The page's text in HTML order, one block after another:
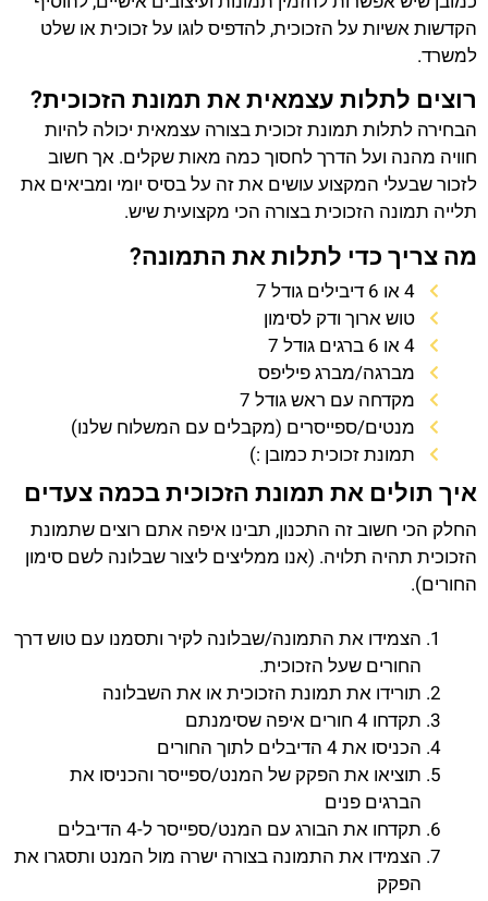
הקדשות אשיות על הזכוכית, להדפיס לוגו על זכוכית או שלט
למשרד.
רוצים לתלות עצמאית את תמונת הזכוכית?
הבחירה לתלות תמונת זכוכית בצורה עצמאית יכולה להיות
חוויה מהנה ועל הדרך לחסוך כמה מאות שקלים. אך חשוב
לזכור שבעלי המקצוע עושים את זה על בסיס יומי ומביאים את
תלייה תמונה הזכוכית בצורה הכי מקצועית שיש.
מה צריך כדי לתלות את התמונה?
4 או 6 דיבילים גודל 7
טוש ארוך ודק לסימון
4 או 6 ברגים גודל 7
מברגה/מברג פיליפס
מקדחה עם ראש גודל 7
מנטים/ספייסרים (מקבלים עם המשלוח שלנו)
תמונת זכוכית כמובן :)
איך תולים את תמונת הזכוכית בכמה צעדים
החלק הכי חשוב זה התכנון, תבינו איפה אתם רוצים שתמונת
הזכוכית תהיה תלויה. (אנו ממליצים ליצור שבלונה לשם סימון
החורים).
הצמידו את התמונה/שבלונה לקיר ותסמנו עם טוש דרך
החורים שעל הזכוכית.
תורידו את תמונת הזכוכית או את השבלונה
תקדחו 4 חורים איפה שסימנתם
הכניסו את 4 הדיבלים לתוך החורים
תוציאו את הפקק של המנט/ספייסר והכניסו את
הברגים פנים
תקדחו את הבורג עם המנט/ספייסר ל-4 הדיבלים
הצמידו את התמונה בצורה ישרה מול המנט ותסגרו את
הפקק